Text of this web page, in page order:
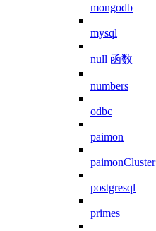
mongodb
mysql
null 函数
numbers
odbc
paimon
paimonCluster
postgresql
primes